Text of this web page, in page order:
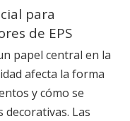
para
de EPS
papel central en la
afecta la forma
y cómo se
decorativas. Las